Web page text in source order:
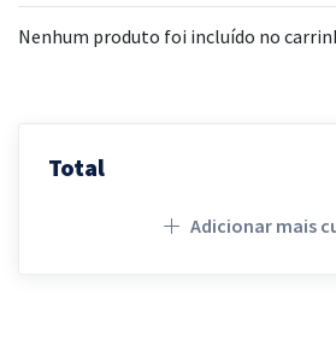
Nenhum produto foi incluído no
Total
Adicionar mais